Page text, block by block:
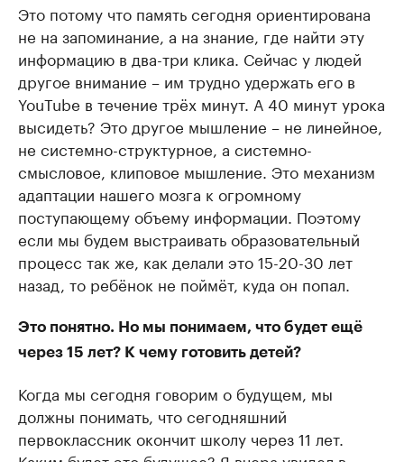
Это потому что память сегодня ориентирована
не на запоминание, а на знание, где найти эту
информацию в два-три клика. Сейчас у людей
другое внимание – им трудно удержать его в
YouTube в течение трёх минут. А 40 минут урока
высидеть? Это другое мышление – не линейное,
не системно-структурное, а системно-
смысловое, клиповое мышление. Это механизм
адаптации нашего мозга к огромному
поступающему объему информации. Поэтому
если мы будем выстраивать образовательный
процесс так же, как делали это 15-20-30 лет
назад, то ребёнок не поймёт, куда он попал.
Это понятно. Но мы понимаем, что будет ещё
через 15 лет? К чему готовить детей?
Когда мы сегодня говорим о будущем, мы
должны понимать, что сегодняшний
первоклассник окончит школу через 11 лет.